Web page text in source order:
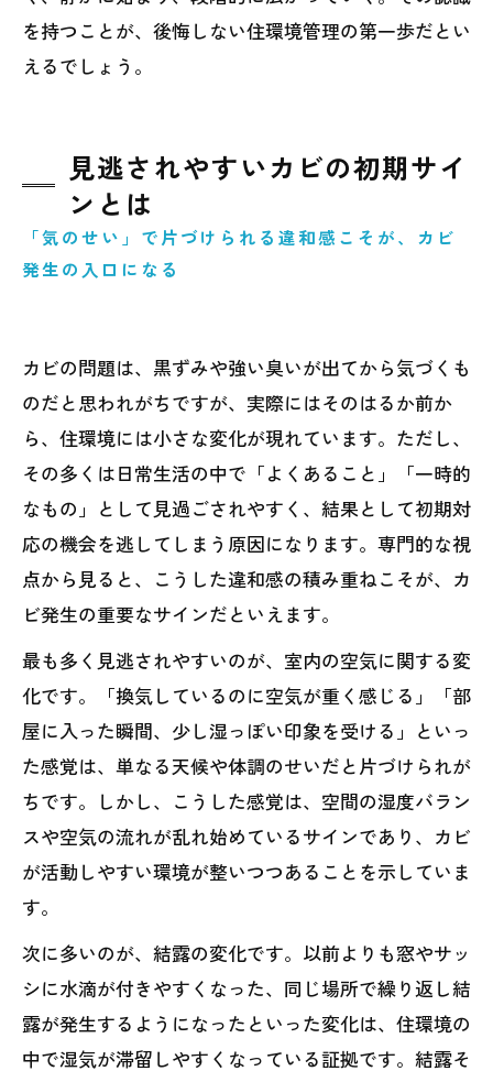
を持つことが、後悔しない住環境管理の第一歩だとい
えるでしょう。
見逃されやすいカビの初期サイ
ンとは
「気のせい」で片づけられる違和感こそが、カビ
発生の入口になる
カビの問題は、黒ずみや強い臭いが出てから気づくも
のだと思われがちですが、実際にはそのはるか前か
ら、住環境には小さな変化が現れています。ただし、
その多くは日常生活の中で「よくあること」「一時的
なもの」として見過ごされやすく、結果として初期対
応の機会を逃してしまう原因になります。専門的な視
点から見ると、こうした違和感の積み重ねこそが、カ
ビ発生の重要なサインだといえます。
最も多く見逃されやすいのが、室内の空気に関する変
化です。「換気しているのに空気が重く感じる」「部
屋に入った瞬間、少し湿っぽい印象を受ける」といっ
た感覚は、単なる天候や体調のせいだと片づけられが
ちです。しかし、こうした感覚は、空間の湿度バラン
スや空気の流れが乱れ始めているサインであり、カビ
が活動しやすい環境が整いつつあることを示していま
す。
次に多いのが、結露の変化です。以前よりも窓やサッ
シに水滴が付きやすくなった、同じ場所で繰り返し結
露が発生するようになったといった変化は、住環境の
中で湿気が滞留しやすくなっている証拠です。結露そ